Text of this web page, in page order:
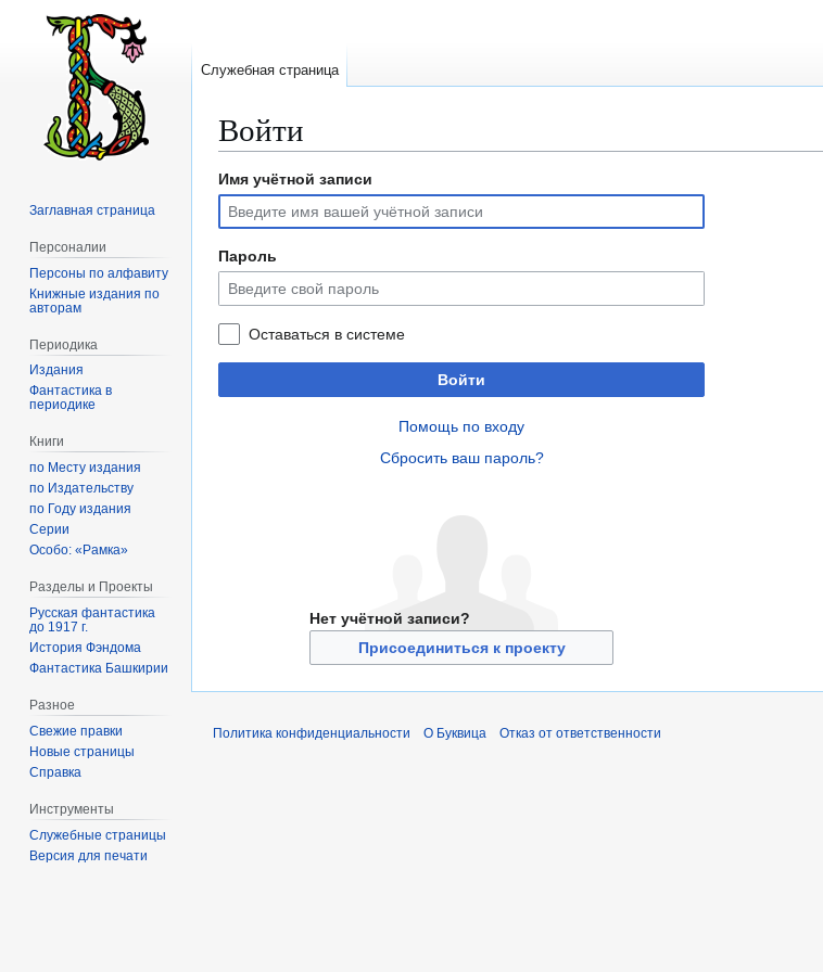
Войти
Перейти
навигации
Перейти
поиску
Имя учётной записи
Пароль
Оставаться в системе
Войти
Помощь по входу
Сбросить ваш пароль?
Нет учётной записи?
Присоединиться к проекту
Служебная страница
Заглавная страница
Персоналии
Персоны по алфавиту
Книжные издания по
авторам
Периодика
Издания
Фантастика в
периодике
Книги
по Месту издания
по Издательству
по Году издания
Серии
Особо: «Рамка»
Разделы и Проекты
Русская фантастика
до 1917 г.
История Фэндома
Фантастика Башкирии
Разное
Свежие правки
Новые страницы
Справка
Инструменты
Служебные страницы
Версия для печати
Политика конфиденциальности О Буквица Отказ от ответственности